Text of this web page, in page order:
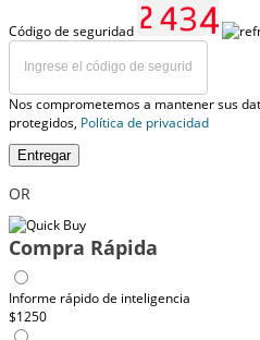
Código de seguridad
Nos comprometemos a mantener sus
protegidos, Política de privacidad
Entregar
OR
Compra Rápida
Informe rápido de inteligencia
$1250